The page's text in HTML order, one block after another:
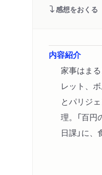
感想をおくる
内容紹介
家事はま
レット、
とパリジ
理。「百
日課」に